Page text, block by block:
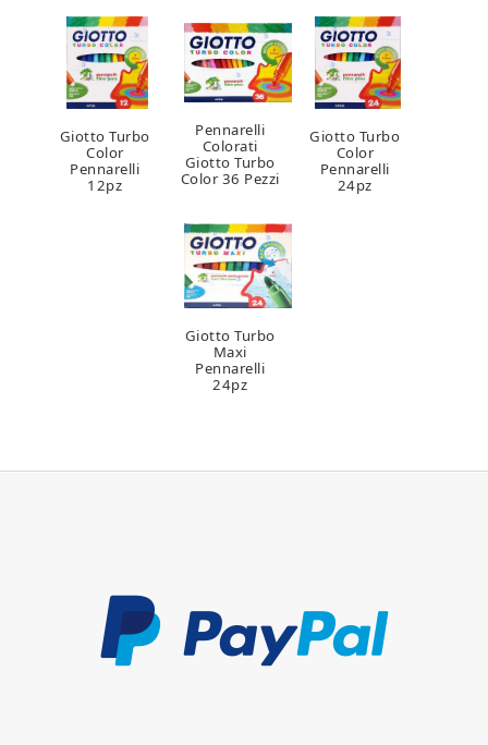
Giotto Turbo
Color
Pennarelli
12pz
Pennarelli
Colorati
Giotto Turbo
Color 36 Pezzi
Giotto Turbo
Color
Pennarelli
24pz
Giotto Turbo
Maxi
Pennarelli
24pz